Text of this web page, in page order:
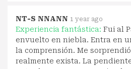
NT-S NNANN 1 year ago
Experiencia fantástica: Fui al
envuelto en niebla. Entra en
la comprensión. Me
realmente exista. La